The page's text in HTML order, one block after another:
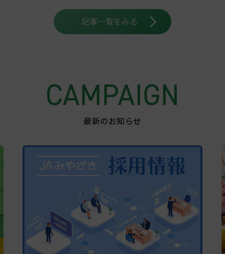
記事一覧をみる
最新のお知らせ